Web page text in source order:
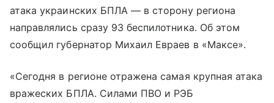
атака украинских БПЛА — в сторону региона
направлялись сразу 93 беспилотника. Об этом
сообщил губернатор Михаил Евраев в «Максе».
«Сегодня в регионе отражена самая крупная атака
вражеских БПЛА. Силами ПВО и РЭБ